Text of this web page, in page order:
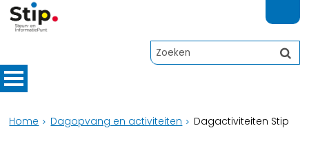
Home Dagopvang en activiteiten Dagactiviteiten Stip